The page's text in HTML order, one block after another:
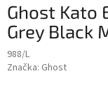
Ghost Kato
Grey Black
988/L
Značka: Ghost